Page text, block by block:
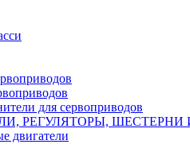
для сервоприводов
РЕГУЛЯТОРЫ,
двигатели